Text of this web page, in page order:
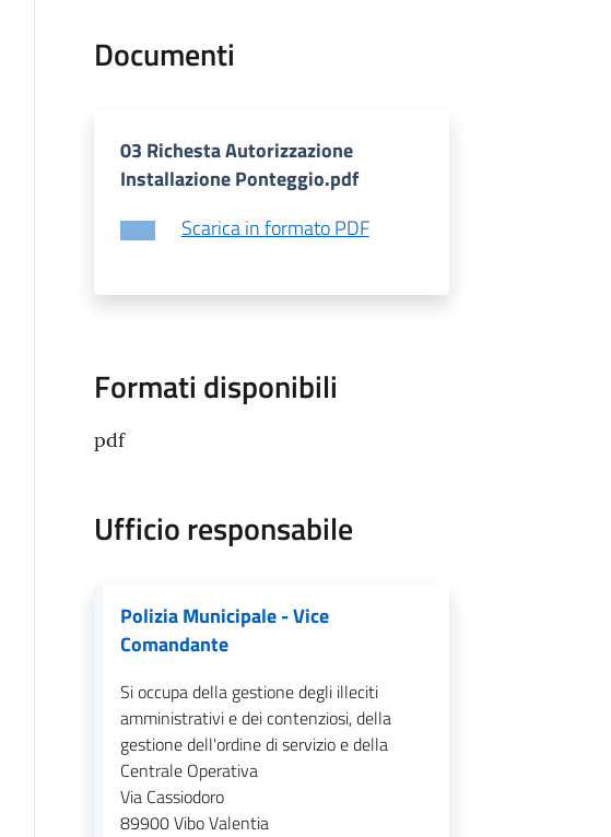
Documenti
03 Richesta Autorizzazione
Installazione Ponteggio.pdf
Scarica in formato PDF
Formati disponibili
pdf
Ufficio responsabile
Polizia Municipale - Vice
Comandante
Si occupa della gestione degli illeciti
amministrativi e dei contenziosi, della
gestione dell'ordine di servizio e della
Centrale Operativa
Via Cassiodoro
89900Vibo Valentia